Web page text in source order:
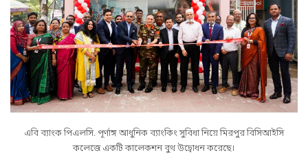
এবি ব্যাংক পিএলসি. পূর্ণাঙ্গ আধুনিক ব্যাংকিং সুবিধা নিয়ে মিরপুর বিসিআইসি
কলেজে একটি কালেকশন বুথ উদ্বোধন করেছে।